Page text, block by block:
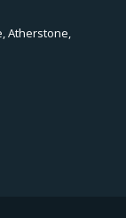
Atherstone,